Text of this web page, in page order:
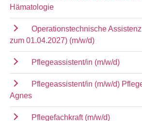
Hämatologie
Operationstechnische
zum 01.04.2027) (m/w/d)
Pflegeassistent/in (m/w/d)
Pflegeassistent/in (m/w/d)
Agnes
Pflegefachkraft (m/w/d)